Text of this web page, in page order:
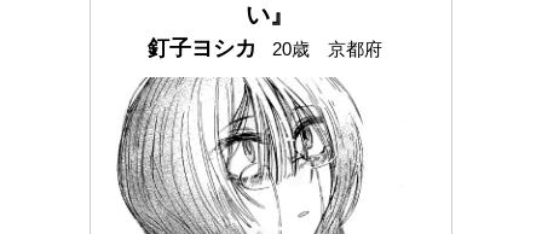
い』
釘子ヨシカ 20歳 京都府